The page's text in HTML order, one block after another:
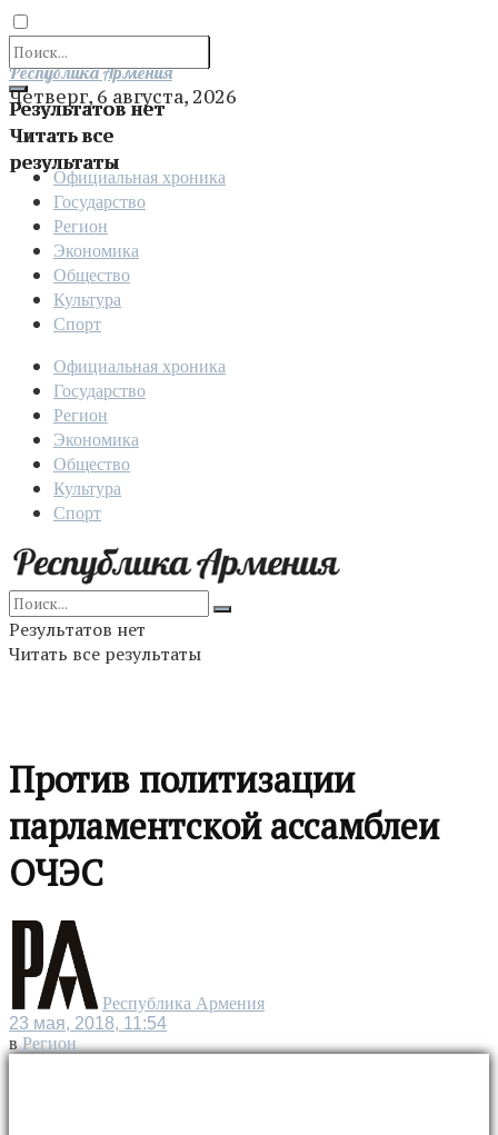
Результатов нет
Читать все
результаты
Отправить
Республика Армения
Четверг, 6 августа, 2026
Официальная хроника
Государство
Регион
Экономика
Общество
Культура
Спорт
Официальная хроника
Государство
Регион
Экономика
Общество
Культура
Спорт
Результатов нет
Читать все результаты
Против политизации
парламентской ассамблеи
ОЧЭС
Республика Армения
23 мая, 2018, 11:54
в Регион